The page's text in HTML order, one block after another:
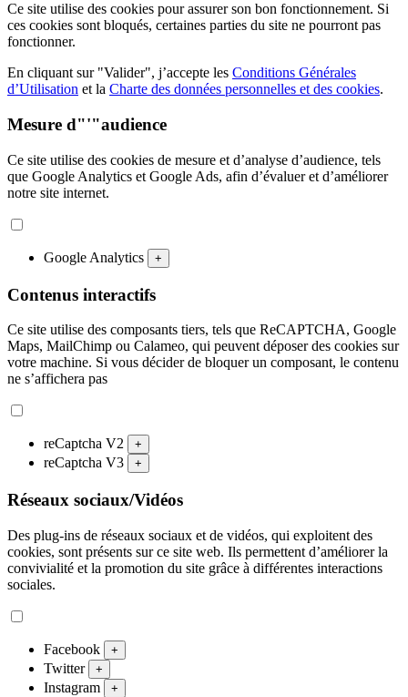
Ce site utilise des cookies pour assurer son bon fonctionnement. Si
ces cookies sont bloqués, certaines parties du site ne pourront pas
fonctionner.
En cliquant sur "Valider", j’accepte les Conditions Générales
d’Utilisation et la Charte des données personnelles et des cookies.
Mesure d"'"audience
Ce site utilise des cookies de mesure et d’analyse d’audience, tels
que Google Analytics et Google Ads, afin d’évaluer et d’améliorer
notre site internet.
Google Analytics +
Contenus interactifs
Ce site utilise des composants tiers, tels que ReCAPTCHA, Google
Maps, MailChimp ou Calameo, qui peuvent déposer des cookies sur
votre machine. Si vous décider de bloquer un composant, le contenu
ne s’affichera pas
reCaptcha V2 +
reCaptcha V3 +
Réseaux sociaux/Vidéos
Des plug-ins de réseaux sociaux et de vidéos, qui exploitent des
cookies, sont présents sur ce site web. Ils permettent d’améliorer la
convivialité et la promotion du site grâce à différentes interactions
sociales.
Facebook +
Twitter +
Instagram +